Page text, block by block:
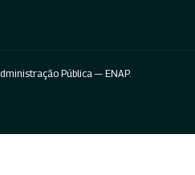
Pública — ENAP.